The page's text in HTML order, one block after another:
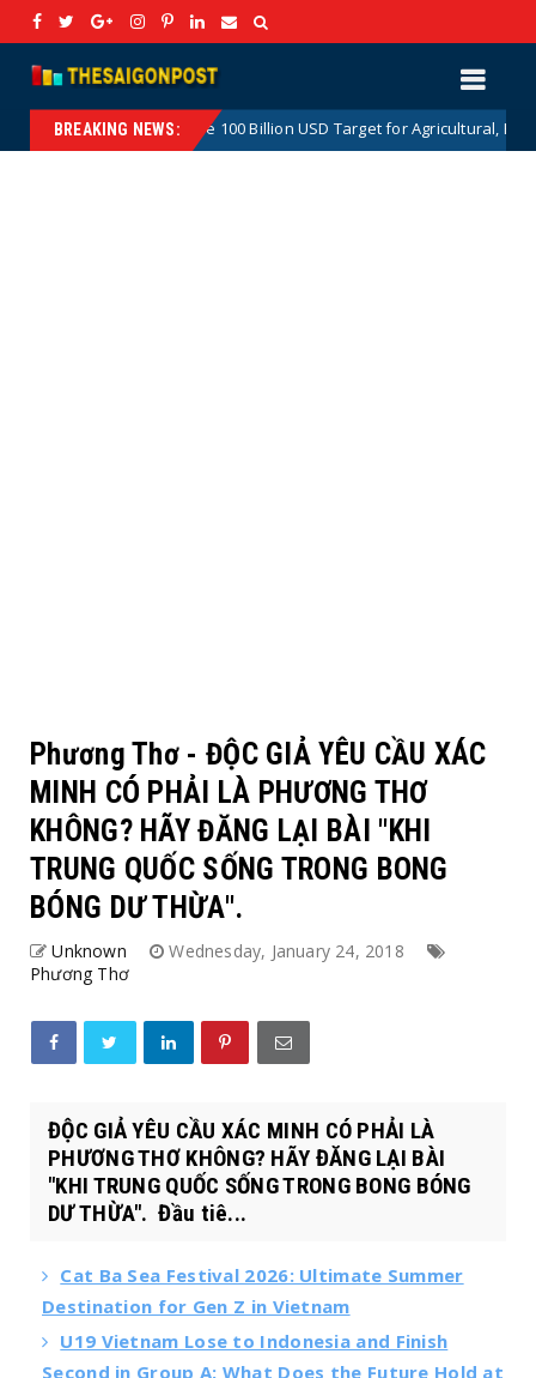
BREAKING NEWS:
The 100 Billion USD Target for Agricultural, Forestry and
Phương Thơ - ĐỘC GIẢ YÊU CẦU XÁC
MINH CÓ PHẢI LÀ PHƯƠNG THƠ
KHÔNG? HÃY ĐĂNG LẠI BÀI "KHI
TRUNG QUỐC SỐNG TRONG BONG
BÓNG DƯ THỪA".
Unknown
Wednesday, January 24, 2018
Phương Thơ
ĐỘC GIẢ YÊU CẦU XÁC MINH CÓ PHẢI LÀ
PHƯƠNG THƠ KHÔNG? HÃY ĐĂNG LẠI BÀI
"KHI TRUNG QUỐC SỐNG TRONG BONG BÓNG
DƯ THỪA". Đầu tiê...
Cat Ba Sea Festival 2026: Ultimate Summer
Destination for Gen Z in Vietnam
U19 Vietnam Lose to Indonesia and Finish
Second in Group A: What Does the Future Hold at